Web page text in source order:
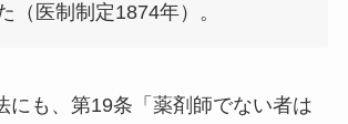
（医制制定1874年）。
にも、第19条「薬剤師でない者は